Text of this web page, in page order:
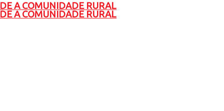
A COMUNIDADE RURAL
A COMUNIDADE RURAL